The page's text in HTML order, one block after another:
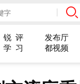
锐 评 发布厅
学 习 都视频